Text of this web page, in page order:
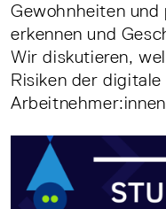
Gewohnheiten
erkennen und
Wir diskutieren,
Risiken der